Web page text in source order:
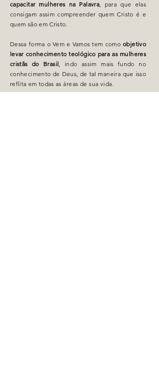
capacitar mulheres na Palavra, para que elas
consigam assim compreender quem Cristo é e
quem são em Cristo.
Dessa forma o Vem e Vamos tem comoobjetivo
levar conhecimento teológico para as mulheres
cristãs do Brasil, indo assim mais fundo no
conhecimento de Deus, de tal maneira que isso
reflita em todas asáreas de sua vida.